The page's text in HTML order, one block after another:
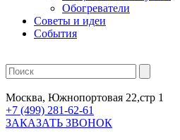
Обогреватели
Советы и идеи
События
Москва, Южнопортовая 22,стр 1
+7 (499) 281-62-61
ЗАКАЗАТЬ ЗВОНОК